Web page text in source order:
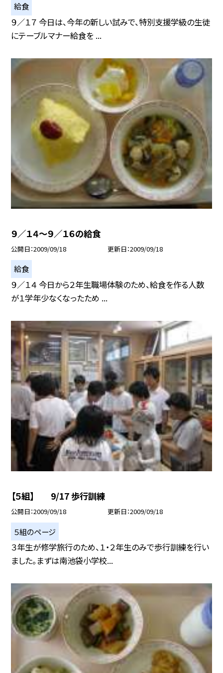
給食
９／１７ 今日は、今年の新しい試みで、特別支援学級の生徒
にテーブルマナー給食を ...
９／１４〜９／１６の給食
公開日 2009/09/18 更新日 2009/09/18
給食
９／１４ 今日から２年生職場体験のため、給食を作る人数
が１学年少なくなったため ...
【５組】 9/17 歩行訓練
公開日 2009/09/18 更新日 2009/09/18
５組のページ
３年生が修学旅行のため、１・２年生のみで歩行訓練を行い
ました。まずは南池袋小学校...